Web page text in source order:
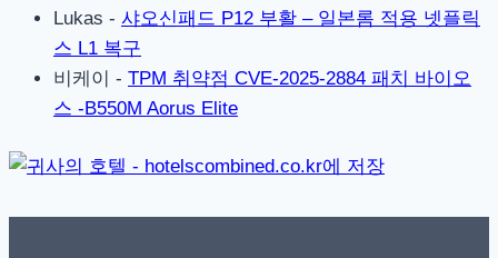
Lukas - 샤오신패드 P12 부활 – 일본롬 적용 넷플릭
스 L1 복구
비케이 - TPM 취약점 CVE-2025-2884 패치 바이오
스 -B550M Aorus Elite